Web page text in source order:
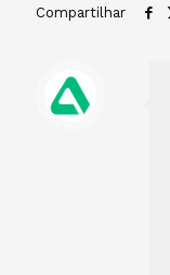
Compartilhar